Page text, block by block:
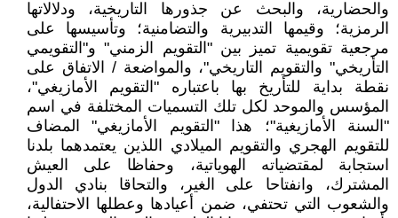
والحضارية، والبحث عن جذورها التاريخية، ودلالاتها
الرمزية؛ وقيمها التدبيرية والتضامنية؛ وتأسيسها على
مرجعية تقويمية تميز بين "التقويم الزمني" و"التقويمي
التأريخي" والتقويم التاريخي"، والمواضعة / الاتفاق على
نقطة بداية للتأريخ بها باعتباره "التقويم الأمازيغي"،
المؤسس والموحد لكل تلك التسميات المختلفة في اسم
"السنة الأمازيغية"؛ هذا "التقويم الأمازيغي" المضاف
للتقويم الهجري والتقويم الميلادي اللذين يعتمدهما بلدنا
استجابة لمقتضياته الهوياتية، وحفاظا على العيش
المشترك، وانفتاحا على الغير، والتحاقا بنادي الدول
والشعوب التي تحتفي، ضمن أعيادها وعطلها الاحتفالية،